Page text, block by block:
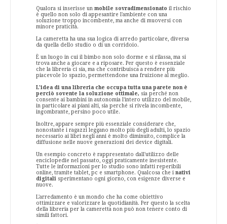
Qualora si inserisse un mobile sovradimensionato il rischio
è quello non solo di appesantire l'ambiente con una
soluzione troppo incombente, ma anche di muoversi con
minore praticità.
La cameretta ha una sua logica di arredo particolare, diversa
da quella dello studio o di un corridoio.
È un luogo in cui il bimbo non solo dorme e si rilassa, ma si
trova anche a giocare e a riposare. Per questo è essenziale
che la libreria ci sia, ma che contribuisca a rendere più
piacevole lo spazio, permettendone una fruizione al meglio.
L'idea di una libreria che occupa tutta una parete non è
perciò sovente la soluzione ottimale, sia perché non
consente ai bambini in autonomia l'intero utilizzo del mobile,
in particolare ai piani alti, sia perché si rivela incombente,
ingombrante, persino poco utile.
Inoltre, appare sempre più essenziale considerare che,
nonostante i ragazzi leggano molto più degli adulti, lo spazio
necessario ai libri negli anni è molto diminuito, complice la
diffusione nelle nuove generazioni dei device digitali.
Un esempio concreto è rappresentato dall'utilizzo delle
enciclopedie nel passato, oggi praticamente inesistente.
Tutte le informazioni per lo studio sono infatti reperibili
online, tramite tablet, pc e smartphone. Qualcosa che i nativi
digitali sperimentano ogni giorno, con esigenze diverse e
nuove.
L'arredamento è un mondo che ha come obiettivo
ottimizzare e valorizzare la quotidianità. Per questo la scelta
della libreria per la cameretta non può non tenere conto di
simili fattori.